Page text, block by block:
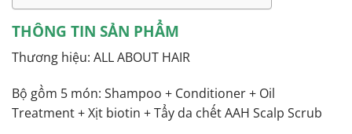
THÔNG TIN SẢN PHẨM
Thương hiệu: ALL ABOUT HAIR
Bộ gồm 5 món: Shampoo + Conditioner + Oil
Treatment + Xịt biotin + Tẩy da chết AAH Scalp Scrub